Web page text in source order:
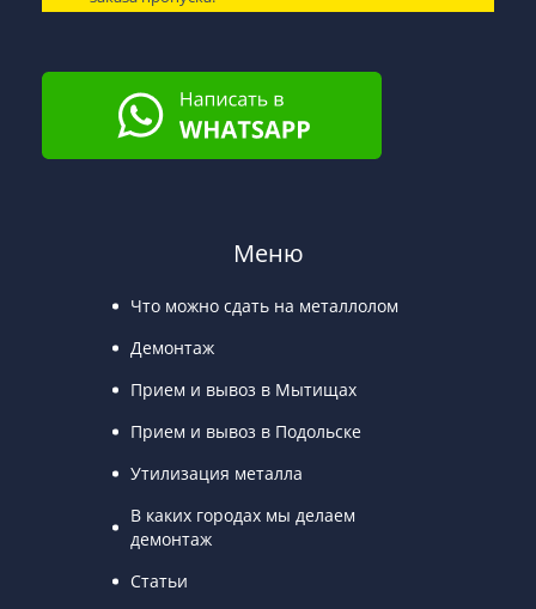
Меню
Что можно сдать на металлолом
Демонтаж
Прием и вывоз в Мытищах
Прием и вывоз в Подольске
Утилизация металла
В каких городах мы делаем
демонтаж
Статьи